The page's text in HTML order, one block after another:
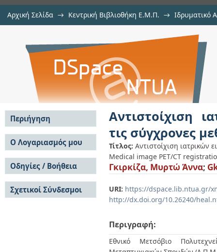
Αρχική Σελίδα → Κεντρική Βιβλιοθήκη Ε.Μ.Π. → Ιδρυματικό
Αντιστοίχιση ιατρικών
μεθόδους deep learning
Αντιστοίχιση
τις σύγχρονες
Τίτλος: Αντιστοίχιση ιατρικών
Medical image PET/CT
Γκιρκίζα, Μυρτώ Άννα;
URI: https://dspace.lib.ntua.gr/
http://dx.doi.org/10.26240/
Περιγραφή:
Εθνικό Μετσόβιο
Περιήγηση
Σε όλο το DSpace
Κοινότητες & Συλλογές
Ανά Ημερομηνία
Έκδοσης
Συγγραφείς
Τίτλοι
Θέματα
Ο Λογαριασμός μου
Σύνδεση
Εγγραφή
Οδηγίες / Βοήθεια
Οδηγίες Υποβολής
Οδηγίες Χρήσης ΙΑ
Συχνές Ερωτήσεις
Σχετικοί Σύνδεσμοι